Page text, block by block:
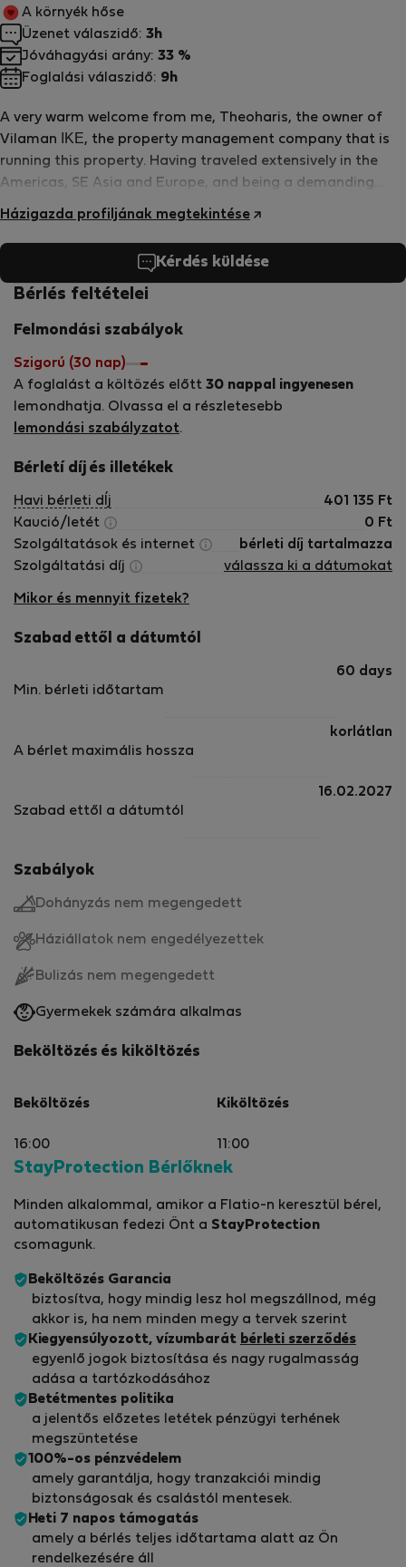
A very warm welcome from me, Theoharis, the owner of
Vilaman ΙΚΕ, the property management company that is
running this property. Having traveled extensively in the
Americas, SE Asia and Europe, and being a demanding
traveller myself, I adapted my experiences to my native
greek word that literally means a “friend to a stranger”
and is synonymous to hospitality. For Greeks however, it is
something deeper than that., it is an unspoken cultural law
addition, my personal relationship with each property
owner allows me to make sure that everything runs
smoothly, as desired, so that our every guest feels at
home at our properties and takes a unique experience and
unforgettable memories back home with them.
Házigazda profiljának megtekintése
A környék hőse
Üzenet válaszidő: 3h
Jóváhagyási arány: 33 %
Foglalási válaszidő: 9h
Kérdés küldése
Bérlés feltételei
Felmondási szabályok
Szigorú (30 nap)
A foglalást a költözés előtt 30 nappal ingyenesen
lemondhatja. Olvassa el a részletesebb
lemondási szabályzatot.
Bérletí díj és illetékek
Havi bérleti dÍj 401 135 Ft
Kaució/letét
0 Ft
Szolgáltatások és internet
bérleti díj tartalmazza
Szolgáltatási díj
válassza ki a dátumokat
Mikor és mennyit fizetek?
Szabad ettől a dátumtól
Min. bérleti időtartam
60 days
A bérlet maximális hossza
korlátlan
Szabad ettől a dátumtól
16.02.2027
Szabályok
Dohányzás nem megengedett
Háziállatok nem engedélyezettek
Bulizás nem megengedett
Gyermekek számára alkalmas
Beköltözés és kiköltözés
Beköltözés
16:00
Kiköltözés
11:00
StayProtection Bérlőknek
Minden alkalommal, amikor a Flatio-n keresztül bérel,
automatikusan fedezi Önt a StayProtection
csomagunk.
Beköltözés Garancia
biztosítva, hogy mindig lesz hol megszállnod, még
akkor is, ha nem minden megy a tervek szerint
Kiegyensúlyozott, vízumbarát bérleti szerződés
egyenlő jogok biztosítása és nagy rugalmasság
adása a tartózkodásához
Betétmentes politika
a jelentős előzetes letétek pénzügyi terhének
megszüntetése
100%-os pénzvédelem
amely garantálja, hogy tranzakciói mindig
biztonságosak és csalástól mentesek.
Heti 7 napos támogatás
amely a bérlés teljes időtartama alatt az Ön
rendelkezésére áll